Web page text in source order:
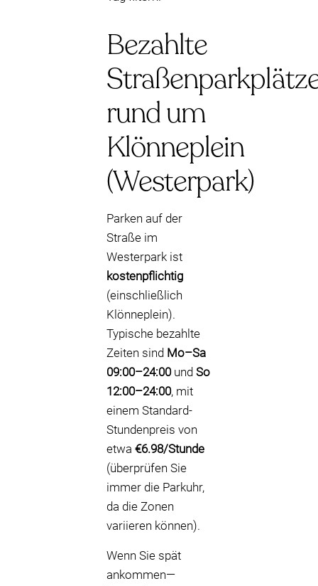
Bezahlte
rund um
Klönneplein
(Westerpark)
Parken auf der
Straße im
Westerpark ist
kostenpflichtig
(einschließlich
Klönneplein).
Typische bezahlte
Zeiten sind Mo–Sa
09:00–24:00und So
12:00–24:00, mit
einem Standard-
Stundenpreis von
etwa €6.98/Stunde
(überprüfen Sie
immer die Parkuhr,
da die Zonen
variieren können).
Wenn Sie spät
ankommen—